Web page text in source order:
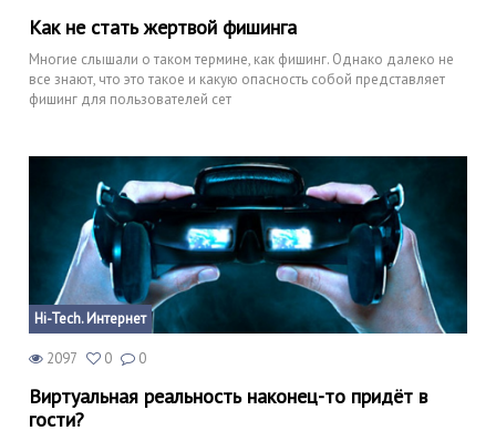
Как не стать жертвой фишинга
Многие слышали о таком термине, как фишинг. Однако далеко не
все знают, что это такое и какую опасность собой представляет
фишинг для пользователей сет
Hi-Tech. Интернет
2097 0 0
Виртуальная реальность наконец-то придёт в
гости?